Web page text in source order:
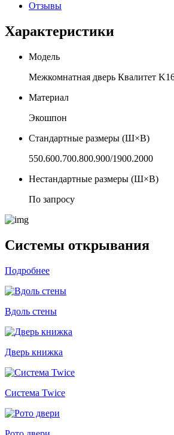
Отзывы
Характеристики
Модель
Межкомнатная дверь Квалитет
Материал
Экошпон
Стандартные размеры (Ш×В)
550.600.700.800.900/1900.2000
Нестандартные размеры (Ш×В)
По запросу
Системы открывания
Подробнее
Вдоль стены
Дверь книжка
Система Twice